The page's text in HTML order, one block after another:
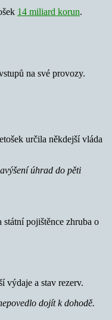
14 miliard korun.
na své provozy.
určila někdejší vláda
úhrad do pěti
pojištěnce zhruba o
výdaje a stav rezerv.
dojít k dohodě.